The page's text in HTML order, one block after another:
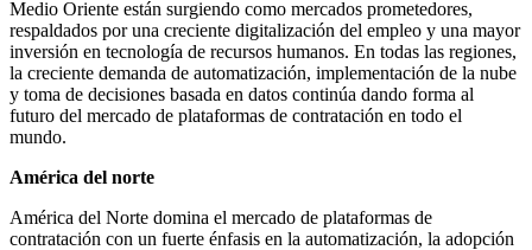
Medio Oriente están surgiendo como mercados prometedores,
respaldados por una creciente digitalización del empleo y una mayor
inversión en tecnología de recursos humanos. En todas las regiones,
la creciente demanda de automatización, implementación de la nube
y toma de decisiones basada en datos continúa dando forma al
futuro del mercado de plataformas de contratación en todo el
mundo.
América del norte
América del Norte domina el mercado de plataformas de
contratación con un fuerte énfasis en la automatización, la adopción